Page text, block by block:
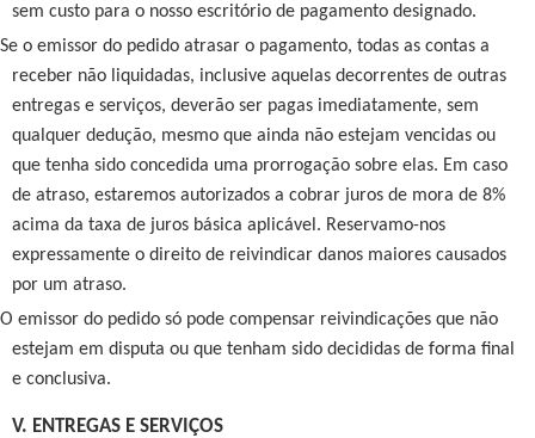
sem custo para o nosso escritório de pagamento designado.
Se o emissor do pedido atrasar o pagamento, todas as contas a
receber não liquidadas, inclusive aquelas decorrentes de outras
entregas e serviços, deverão ser pagas imediatamente, sem
qualquer dedução, mesmo que ainda não estejam vencidas ou
que tenha sido concedida uma prorrogação sobre elas. Em caso
de atraso, estaremos autorizados a cobrar juros de mora de 8%
acima da taxa de juros básica aplicável. Reservamo-nos
expressamente o direito de reivindicar danos maiores causados
por um atraso.
O emissor do pedido só pode compensar reivindicações que não
estejam em disputa ou que tenham sido decididas de forma final
e conclusiva.
V. ENTREGAS E SERVIÇOS